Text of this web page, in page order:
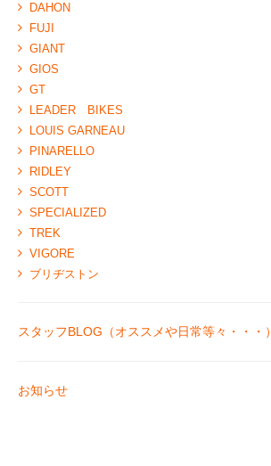
DAHON
FUJI
GIANT
GIOS
GT
LEADER BIKES
LOUIS GARNEAU
PINARELLO
RIDLEY
SCOTT
SPECIALIZED
TREK
VIGORE
ブリヂストン
スタッフBLOG（オススメや日常等々・・・）
お知らせ